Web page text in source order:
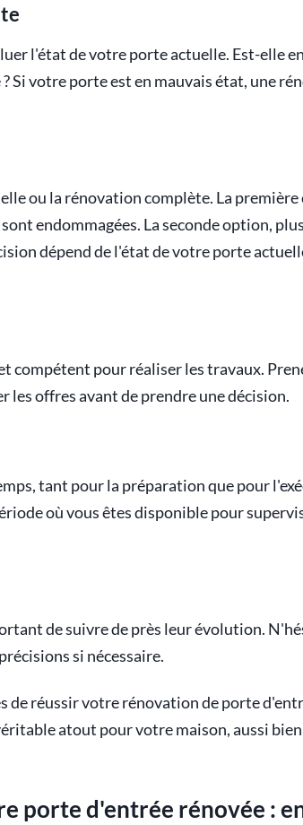
l'état de votre porte actuelle. Est-elle
Si votre porte est en mauvais état, une
ou la rénovation complète. La première
endommagées. La seconde option,
dépend de l'état de votre porte
compétent pour réaliser les travaux.
les offres avant de prendre une décision.
tant pour la préparation que pour
où vous êtes disponible pour
de suivre de près leur évolution.
si nécessaire.
de réussir votre rénovation de porte
atout pour votre maison, aussi
porte d'entrée rénovée :